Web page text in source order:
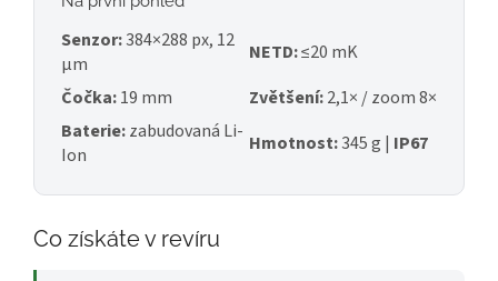
Senzor:384×288 px, 12
μm
NETD:≤20 mK
Čočka:19 mm Zvětšení:2,1× / zoom 8×
Baterie:zabudovaná Li-
Ion
Hmotnost:345 g | IP67
Co získáte v revíru